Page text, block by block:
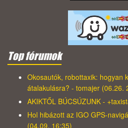
Top fórumok
Okosautók, robottaxik: hogyan
átalakulásra? - tomajer (06.26.
AKIKTŐL BÚCSÚZUNK -
Hol hibázott az IGO GPS-
(04.09. 16:35)